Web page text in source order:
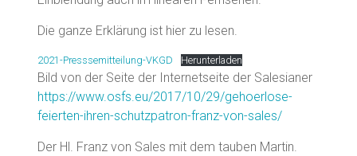
Die ganze Erklärung ist hier zu lesen.
2021-Presssemitteilung-VKGD Herunterladen
Bild von der Seite der Internetseite der Salesianer
https://www.osfs.eu/2017/10/29/gehoerlose-
feierten-ihren-schutzpatron-franz-von-sales/
Der Hl. Franz von Sales mit dem tauben Martin.